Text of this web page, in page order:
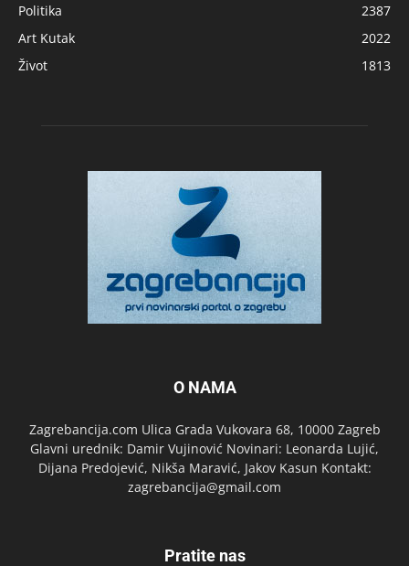
Politika
2387
Art Kutak
2022
Život
1813
O NAMA
Zagrebancija.com Ulica Grada Vukovara 68, 10000 Zagreb
Glavni urednik: Damir Vujinović Novinari: Leonarda Lujić,
Dijana Predojević, Nikša Maravić, Jakov Kasun Kontakt:
zagrebancija@gmail.com
Pratite nas